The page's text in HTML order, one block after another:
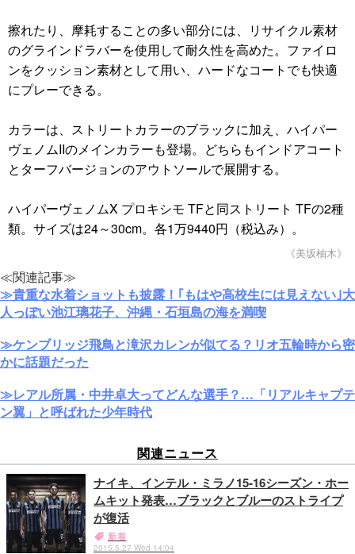
擦れたり、摩耗することの多い部分には、リサイクル素材
のグラインドラバーを使用して耐久性を高めた。ファイロ
ンをクッション素材として用い、ハードなコートでも快適
にプレーできる。
カラーは、ストリートカラーのブラックに加え、ハイパー
ヴェノムIIのメインカラーも登場。どちらもインドアコート
とターフバージョンのアウトソールで展開する。
ハイパーヴェノムX プロキシモ TFと同ストリート TFの2種
類。サイズは24～30cm。各1万9440円（税込み）。
《美坂柚木》
≪関連記事≫
≫貴重な水着ショットも披露！｢もはや高校生には見えない｣大
人っぽい池江璃花子、沖縄・石垣島の海を満喫
≫ケンブリッジ飛鳥と滝沢カレンが似てる？リオ五輪時から密
かに話題だった
≫レアル所属・中井卓大ってどんな選手？…「リアルキャプテ
ン翼」と呼ばれた少年時代
関連ニュース
ナイキ、インテル・ミラノ15-16シーズン・ホー
ムキット発表…ブラックとブルーのストライプ
が復活
新着
2015.5.27 Wed 14:04